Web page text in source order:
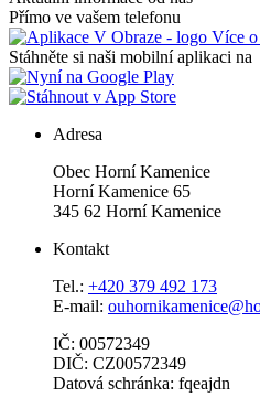
Přímo ve vašem telefonu
Více
Stáhněte si naši mobilní aplikaci na
Adresa
Obec Horní Kamenice
Horní Kamenice 65
345 62 Horní Kamenice
Kontakt
Tel.: +420 379 492 173
E-mail:
IČ: 00572349
DIČ: CZ00572349
Datová schránka: fqeajdn